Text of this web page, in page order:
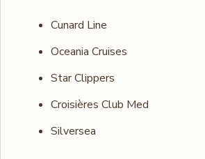
Cunard Line
Oceania Cruises
Star Clippers
Croisières Club Med
Silversea